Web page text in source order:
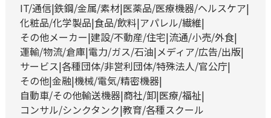
IT/通信 鉄鋼/金属/素材 医薬品/医療機器/ヘルスケア
化粧品/化学製品 食品/飲料 アパレル/繊維
その他メーカー 建設/不動産/住宅 流通/小売/外食
運輸/物流/倉庫 電力/ガス/石油 メディア/広告/出版
サービス 各種団体/非営利団体/特殊法人/官公庁
その他 金融 機械/電気/精密機器
自動車/その他輸送機器 商社/卸 医療/福祉
コンサル/シンクタンク 教育/各種スクール